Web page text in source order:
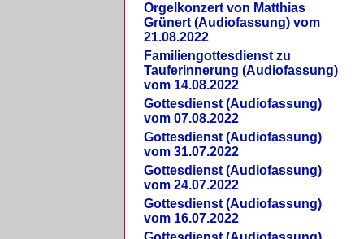
Orgelkonzert von Matthias
Grünert (Audiofassung) vom
21.08.2022
Familiengottesdienst zu
Tauferinnerung (Audiofassung)
vom 14.08.2022
Gottesdienst (Audiofassung)
vom 07.08.2022
Gottesdienst (Audiofassung)
vom 31.07.2022
Gottesdienst (Audiofassung)
vom 24.07.2022
Gottesdienst (Audiofassung)
vom 16.07.2022